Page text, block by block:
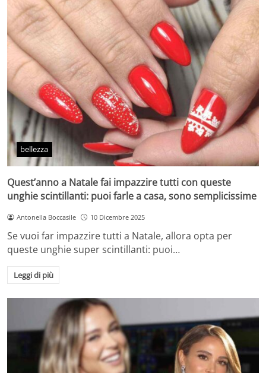
bellezza
Quest’anno a Natale fai impazzire tutti con queste
unghie scintillanti: puoi farle a casa, sono semplicissime
Antonella Boccasile 10 Dicembre 2025
Se vuoi far impazzire tutti a Natale, allora opta per
queste unghie super scintillanti: puoi…
Leggi di più